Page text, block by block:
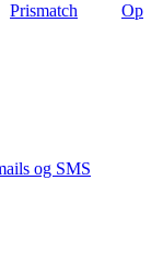
Prismatch
Op
og SMS